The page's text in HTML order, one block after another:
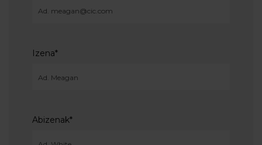
Izena*
Abizenak*